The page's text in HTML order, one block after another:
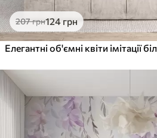
207грн124 грн